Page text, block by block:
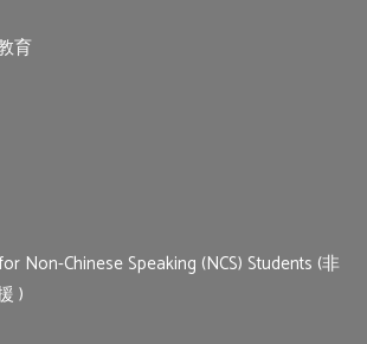
育
Non-Chinese Speaking (NCS) Students (非
)